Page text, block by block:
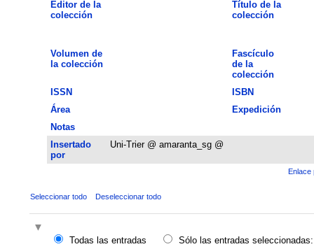
Editor de la
colección
Título de la
colección
Volumen de
la colección
Fascículo
de la
colección
ISSN
ISBN
Área
Expedición
Notas
Insertado
por
Uni-Trier @ amaranta_sg @
Enlace
Seleccionar todo Deseleccionar todo
Todas las entradas
Sólo las entradas seleccionadas: